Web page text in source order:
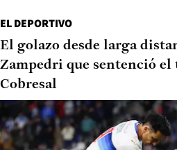
EL DEPORTIVO
El golazo desde larga
Zampedri que sentenció
Cobresal